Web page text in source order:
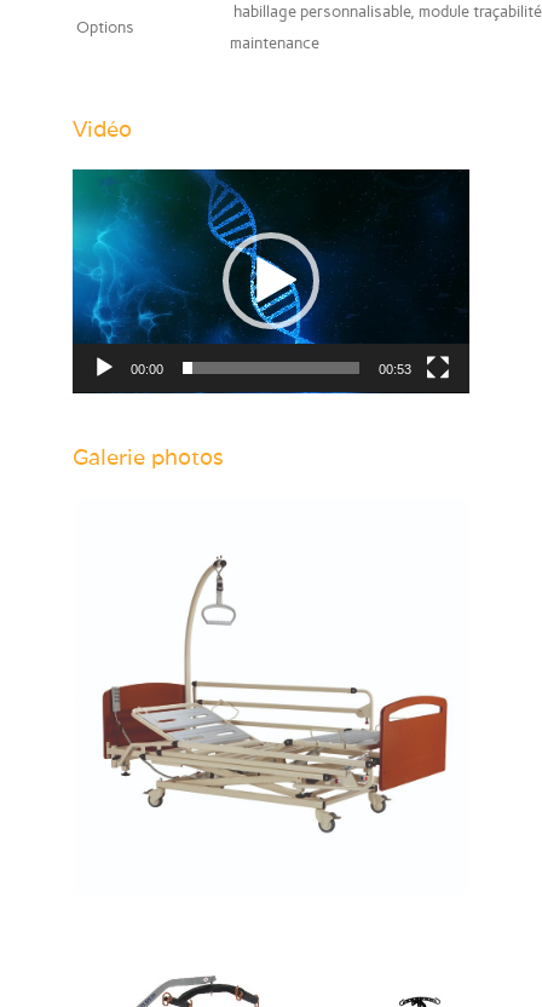
Options
habillage personnalisable, module
maintenance
Vidéo
Lecteur
vidéo
00:00 00:53
Galerie photos